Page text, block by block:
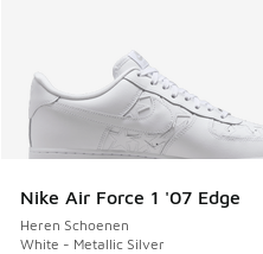
Nike Air Force 1 '07 Edge
Heren Schoenen
White - Metallic Silver